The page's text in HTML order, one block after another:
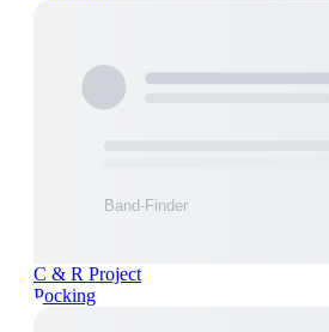
C & R Project
Pocking